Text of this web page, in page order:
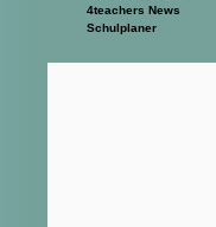
4teachers News
Schulplaner